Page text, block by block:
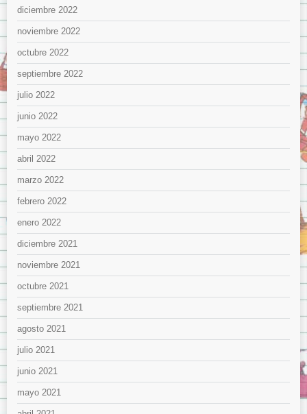
diciembre 2022
noviembre 2022
octubre 2022
septiembre 2022
julio 2022
junio 2022
mayo 2022
abril 2022
marzo 2022
febrero 2022
enero 2022
diciembre 2021
noviembre 2021
octubre 2021
septiembre 2021
agosto 2021
julio 2021
junio 2021
mayo 2021